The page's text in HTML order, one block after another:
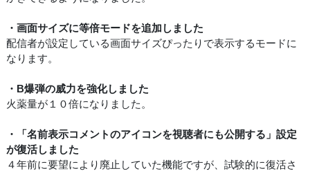
・画面サイズに等倍モードを追加しました
配信者が設定している画面サイズぴったりで表示するモードに
なります。
・B爆弾の威力を強化しました
火薬量が１０倍になりました。
・「名前表示コメントのアイコンを視聴者にも公開する」設定
が復活しました
４年前に要望により廃止していた機能ですが、試験的に復活さ